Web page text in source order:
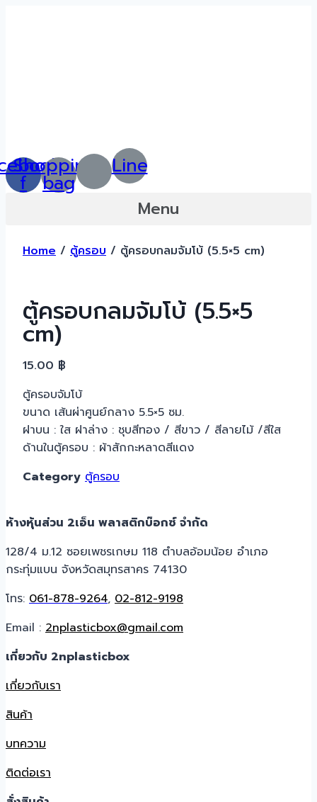
f
Shopping-
bag
Line
Menu
Home / ตู้ครอบ / ตู้ครอบกลมจัมโบ้ (5.5×5 cm)
ตู้ครอบกลมจัมโบ้ (5.5×5
cm)
15.00 ฿
ตู้ครอบจัมโบ้
ขนาด เส้นผ่าศูนย์กลาง 5.5×5 ซม.
ฝาบน : ใส ฝาล่าง : ชุบสีทอง / สีขาว / สีลายไม้ /สีใส
ด้านในตู้ครอบ : ผ้าสักกะหลาดสีแดง
Category ตู้ครอบ
ห้างหุ้นส่วน 2เอ็น พลาสติกบ๊อกซ์ จำกัด
128/4 ม.12 ซอยเพชรเกษม 118 ตำบลอ้อมน้อย อำเภอ
กระทุ่มแบน จังหวัดสมุทรสาคร 74130
โทร: 061-878-9264, 02-812-9198
Email : 2nplasticbox@gmail.com
เกี่ยวกับ 2nplasticbox
เกี่ยวกับเรา
สินค้า
บทความ
ติดต่อเรา